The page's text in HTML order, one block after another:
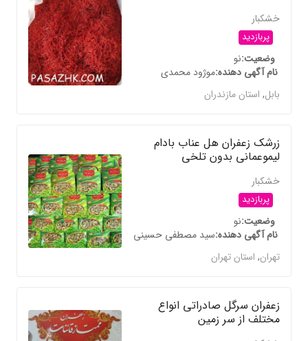
خشکبار
پربازدید
وضعیتنو
نام آگهی دهندهموژود محمدی
بابل,استان مازندران
زرشک زعفران هل عناب بادام
لیموعمانی بدون تلخی
خشکبار
پربازدید
وضعیتنو
نام آگهی دهندهسید مصطفی حسینی
تهران,استان تهران
زعفران سرگل صادراتی انواع
مختلف از سر زمین